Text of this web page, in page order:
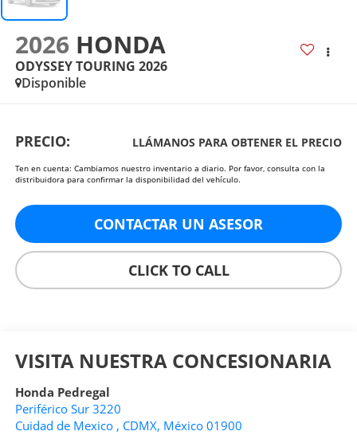
2026 HONDA
ODYSSEY TOURING 2026
Disponible
PRECIO: LLÁMANOS PARA OBTENER EL PRECIO
Ten en cuenta: Cambiamos nuestro inventario a diario. Por favor, consulta con la
distribuidora para confirmar la disponibilidad del vehículo.
CONTACTAR UN ASESOR
CLICK TO CALL
VISITA NUESTRA CONCESIONARIA
Honda Pedregal
Periférico Sur 3220
Cuidad de Mexico , CDMX, México 01900